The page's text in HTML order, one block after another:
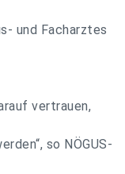
und Facharztes
vertrauen,
so NÖGUS-